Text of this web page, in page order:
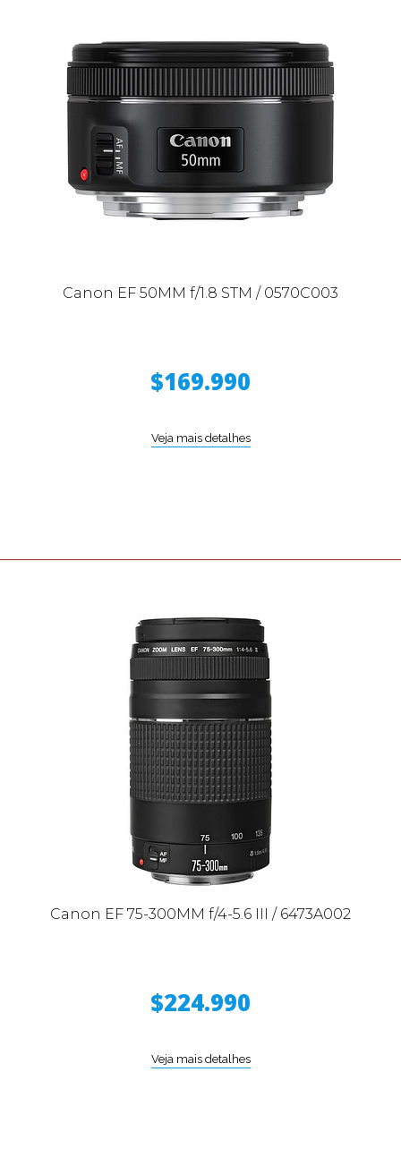
Canon EF 50MM f/1.8 STM / 0570C003
$169.990
Veja mais detalhes
Canon EF 75-300MM f/4-5.6 III / 6473A002
$224.990
Veja mais detalhes